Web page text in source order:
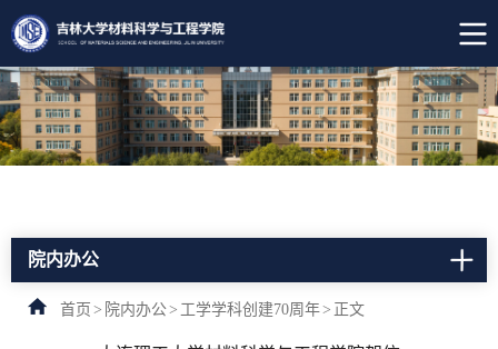
院内办公
首页 > 院内办公> 工学学科创建70周年> 正文